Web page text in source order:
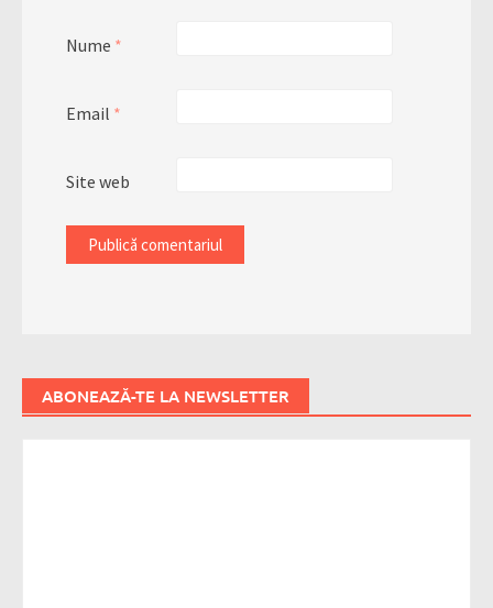
Nume *
Email *
Site web
ABONEAZĂ-TE LA NEWSLETTER